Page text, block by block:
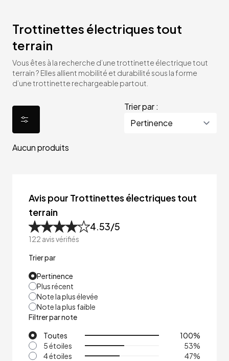
Trottinettes électriques tout
terrain
Vous êtes à la recherche d’une trottinette électrique tout
terrain ? Elles allient mobilité et durabilité sous la forme
d’une trottinette rechargeable partout.
Trier par :
Aucun produits
Avis pour Trottinettes électriques tout
terrain
4.53/5
122 avis vérifiés
Trier par
Pertinence
Plus récent
Note la plus élevée
Note la plus faible
Filtrer par note
Toutes
100%
5 étoiles
53%
4 étoiles
47%